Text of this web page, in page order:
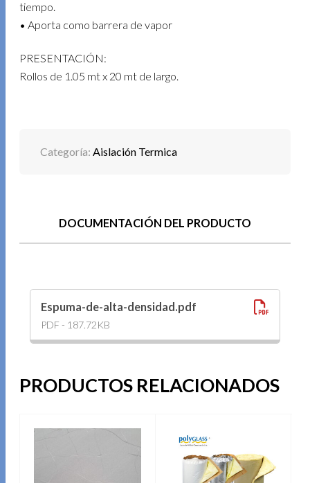
tiempo.
• Aporta como barrera de vapor
PRESENTACIÓN:
Rollos de 1.05 mt x 20 mt de largo.
Categoría: Aislación Termica
DOCUMENTACIÓN DEL PRODUCTO
Espuma-de-alta-densidad.pdf
PDF - 187.72KB
PRODUCTOS RELACIONADOS